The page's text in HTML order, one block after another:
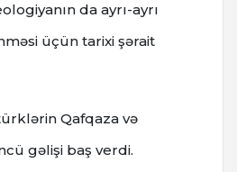
da ayrı-ayrı
üçün tarixi şərait
Qafqaza və
gəlişi baş verdi.